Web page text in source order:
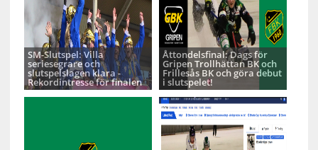
SM-Slutspel: Villa
seriesegrare och
slutspelslagen klara -
Rekordintresse för finalen
Åttondelsfinal: Dags för
Gripen Trollhättan BK och
Frillesås BK och göra debut
i slutspelet!